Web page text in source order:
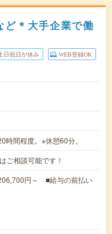
ど＊大手企業で働
日祝日が休み WEB登録OK
間程度。※休憩60分。
ご相談可能です！
円～ ■給与の前払い